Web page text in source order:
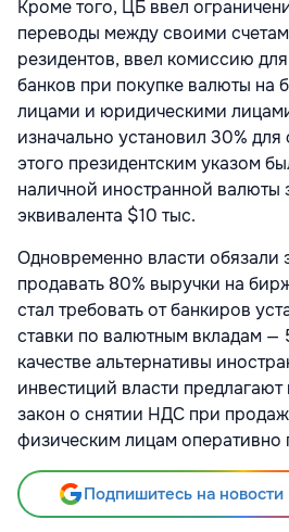
Кроме того, ЦБ ввел
переводы между своими
резидентов, ввел комиссию
банков при покупке валюты на
лицами и юридическими
изначально установил 30%
этого президентским указом
наличной иностранной валюты
эквивалента $10 тыс.
Одновременно власти обязали
продавать 80% выручки на
стал требовать от банкиров
ставки по валютным вкладам —
качестве альтернативы
инвестиций власти
закон о снятии НДС при
физическим лицам оперативно
Подпишитесь на